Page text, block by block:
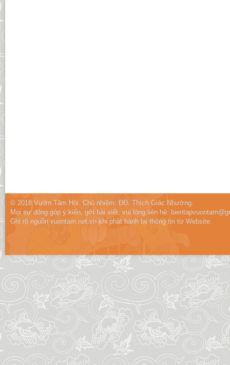
© 2018 Vườn Tâm Hội. Chủ nhiệm: ĐĐ. Thích Giác Nhường.
Mọi sự đóng góp ý kiến, gởi bài viết, vui lòng liên hệ:
Ghi rõ nguồn vuontam.net.vn khi phát hành lại thông tin từ Website.